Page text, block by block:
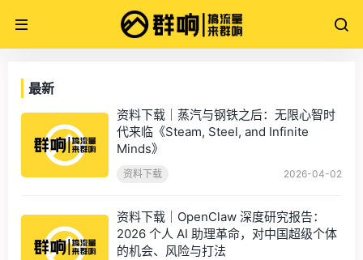
最新
资料下载｜蒸汽与钢铁之后：无限心智时
代来临《Steam, Steel, and Infinite
Minds》
资料下载 2026-04-02
资料下载｜OpenClaw 深度研究报告：
2026 个人 AI 助理革命，对中国超级个体
的机会、风险与打法